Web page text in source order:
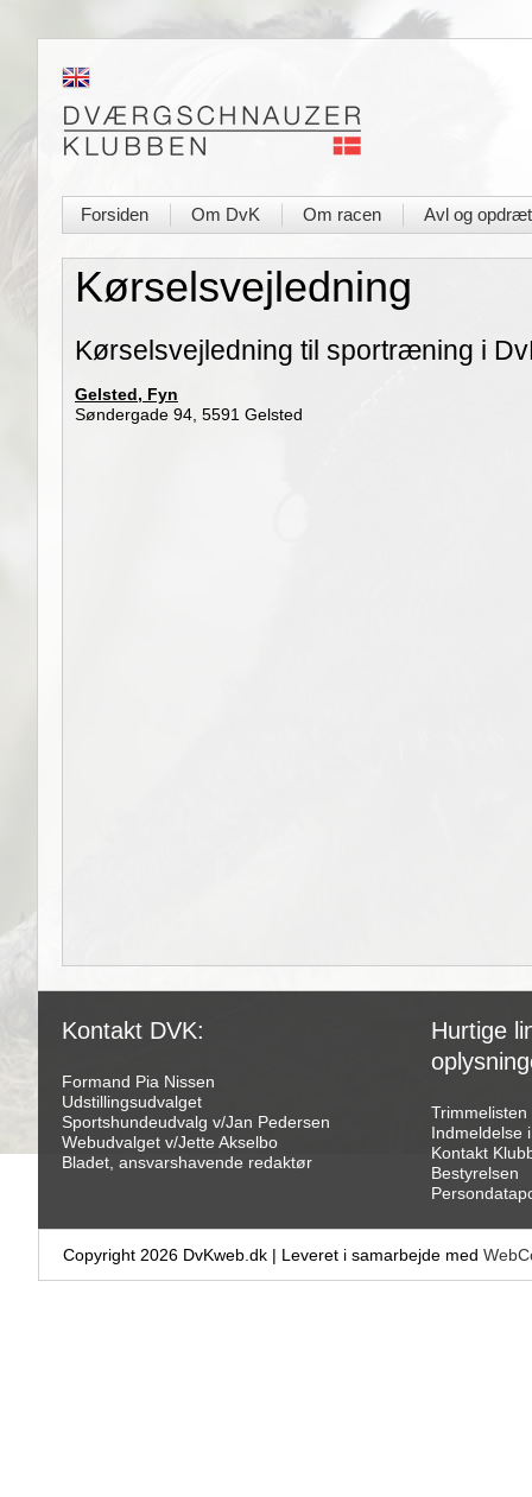
Forsiden Om DvK Om racen Avl og opdræt
Kørselsvejledning
Kørselsvejledning til sportræning i
Gelsted, Fyn
Søndergade 94, 5591 Gelsted
Kontakt DVK:
Formand Pia Nissen
Udstillingsudvalget
Sportshundeudvalg v/Jan Pedersen
Webudvalget v/Jette Akselbo
Bladet, ansvarshavende redaktør
Hurtige
Trimmelisten
Indmeldelse
Kontakt
Bestyrelsen
Copyright 2026 DvKweb.dk | Leveret i samarbejde med